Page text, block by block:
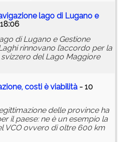
lago di Lugano e
di Lugano e Gestione
rinnovano l’accordo per la
del Lago Maggiore
costi è viabilità - 10
delle province ha
il paese: ne è un esempio la
VCO ovvero di oltre 600 km